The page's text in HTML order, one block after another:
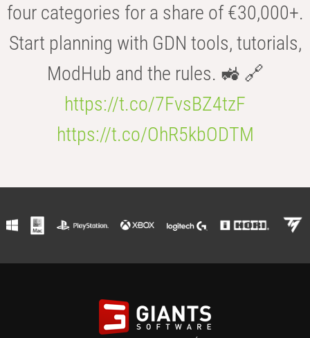
four categories for a share of €30,000+.
Start planning with GDN tools, tutorials,
ModHub and the rules. 🚜 🔗
https://t.co/7FvsBZ4tzF
https://t.co/OhR5kbODTM